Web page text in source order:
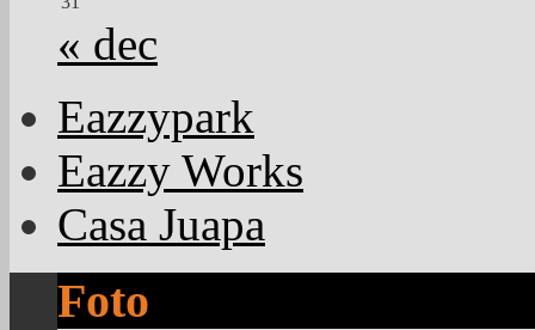
« dec
Eazzypark
Eazzy Works
Casa Juapa
Foto